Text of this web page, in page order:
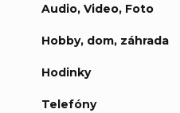
Audio, Video, Foto
Hobby, dom, záhrada
Hodinky
Telefóny